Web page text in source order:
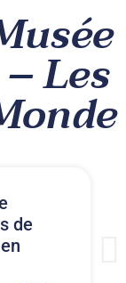
Les
de